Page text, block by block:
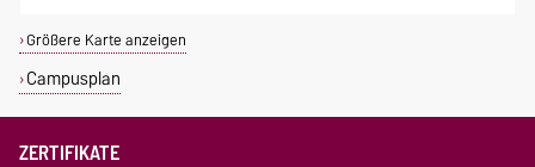
Größere Karte anzeigen
Campusplan
ZERTIFIKATE